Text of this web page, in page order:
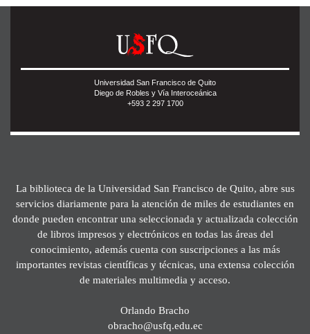
Universidad San Francisco de Quito
Diego de Robles y Vía Interoceánica
+593 2 297 1700
La biblioteca de la Universidad San Francisco de Quito, abre sus
servicios diariamente para la atención de miles de estudiantes en
donde pueden encontrar una seleccionada y actualizada colección
de libros impresos y electrónicos en todas las áreas del
conocimiento, además cuenta con suscripciones a las más
importantes revistas científicas y técnicas, una extensa colección
de materiales multimedia y acceso.
Orlando Bracho
obracho@usfq.edu.ec